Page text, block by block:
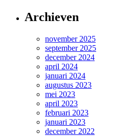
Archieven
november 2025
september 2025
december 2024
april 2024
januari 2024
augustus 2023
mei 2023
april 2023
februari 2023
januari 2023
december 2022